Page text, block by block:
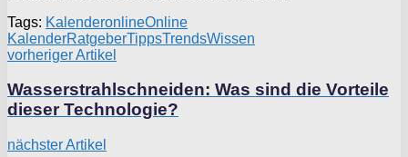
Tags: KalenderonlineOnline
KalenderRatgeberTippsTrendsWissen
vorheriger Artikel
Wasserstrahlschneiden: Was sind die Vorteile
dieser Technologie?
nächster Artikel